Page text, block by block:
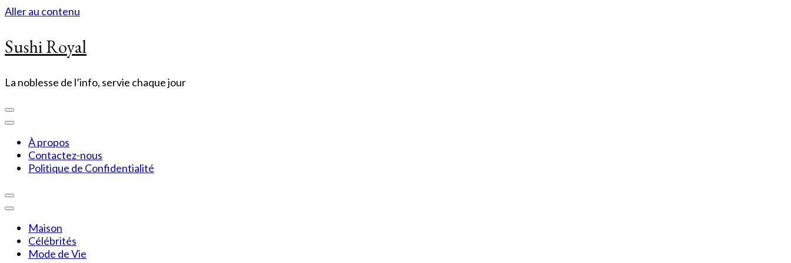
Aller au contenu
Sushi Royal
La noblesse de l’info, servie chaque jour
À propos
Contactez-nous
Politique de Confidentialité
Maison
Célébrités
Mode de Vie